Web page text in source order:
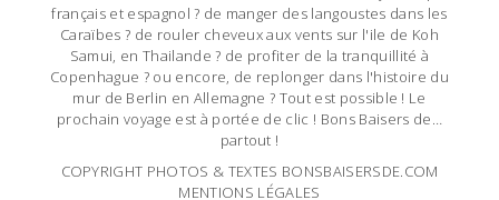
français et espagnol ? de manger des langoustes dans les
Caraïbes ? de rouler cheveux aux vents sur l'ile de Koh
Samui, en Thailande ? de profiter de la tranquillité à
Copenhague ? ou encore, de replonger dans l'histoire du
mur de Berlin en Allemagne ? Tout est possible ! Le
prochain voyage est à portée de clic ! Bons Baisers de…
partout !
COPYRIGHT PHOTOS & TEXTES BONSBAISERSDE.COM
MENTIONS LÉGALES